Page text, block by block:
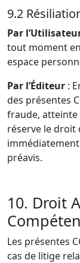
9.2
Par
tout moment
espace
Par l’Éditeur :
des présentes
fraude, atteinte
réserve le droit
préavis.
10. Droit
Les présentes
cas de litige